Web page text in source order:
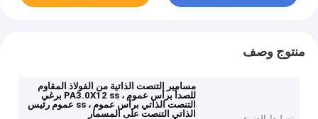
منتوج وصف
مسامير التنصت الذاتية من الفولاذ المقاوم
للصدأ برأس عموم ، PA3.0X12 ss برغي
التنصت الذاتي برأس عموم ، ss عموم رئيس
الذاتي التنصت على المسمار